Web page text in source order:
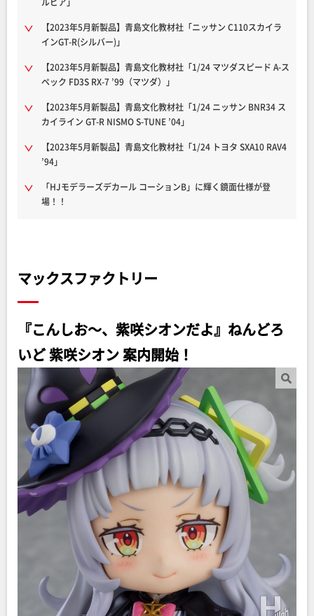
【2023年5月新製品】青島文化教材社「ニッサン C110スカイラ
インGT-R(シルバー)」
【2023年5月新製品】青島文化教材社「1/24 マツダスピード A-ス
ペック FD3S RX-7 ’99（マツダ）」
【2023年5月新製品】青島文化教材社「1/24 ニッサン BNR34 ス
カイライン GT-R NISMO S-TUNE ’04」
【2023年5月新製品】青島文化教材社「1/24 トヨタ SXA10 RAV4
’94」
「HJモデラーズデカール コーションB」に輝く鏡面仕様が登
場！！
マックスファクトリー
『こんしお～、紫咲シオンだよ』ねんどろ
いど 紫咲シオン 案内開始！